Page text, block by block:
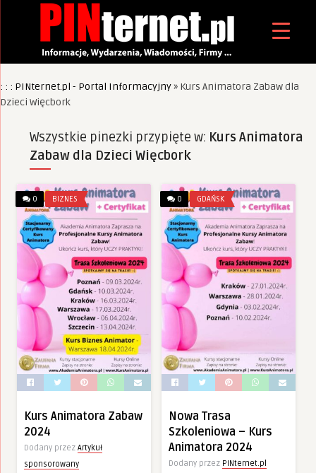
: : : PINternet.pl - Portal Informacyjny» Kurs Animatora Zabaw dla
Dzieci Więcbork
Wszystkie pinezki przypięte w: Kurs Animatora
Zabaw dla Dzieci Więcbork
0 BIZNES
Kurs Animatora Zabaw
2024
Dodany przez Artykuł
sponsorowany
0 GDAŃSK
Nowa Trasa
Szkoleniowa – Kurs
Animatora 2024
Dodany przez PINternet.pl